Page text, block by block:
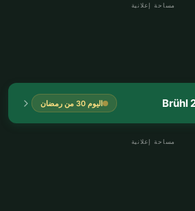
مساحة إعلانية
اليوم 30 من رمضان
مساحة إعلانية